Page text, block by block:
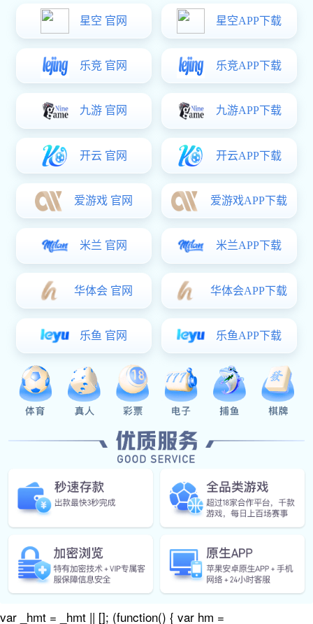
详细内容
上一篇：割草机器人配件
下一篇：
割草机器人配件
var _hmt = _hmt || []; (function() { var hm =